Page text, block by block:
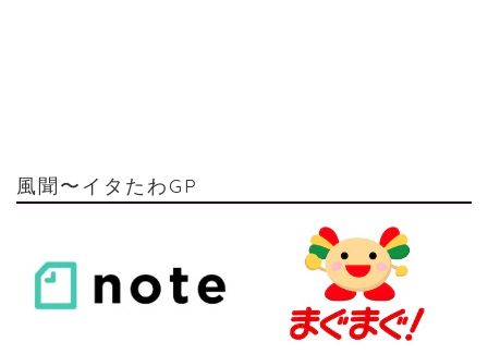
風聞〜イタたわGP